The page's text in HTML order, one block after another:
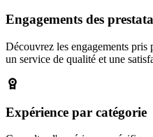
Engagements des
Découvrez les engagements pris
un service de qualité et une
Expérience par catégorie